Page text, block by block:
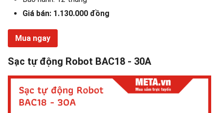
Giá bán: 1.130.000 đồng
Mua ngay
Sạc tự động Robot BAC18 - 30A